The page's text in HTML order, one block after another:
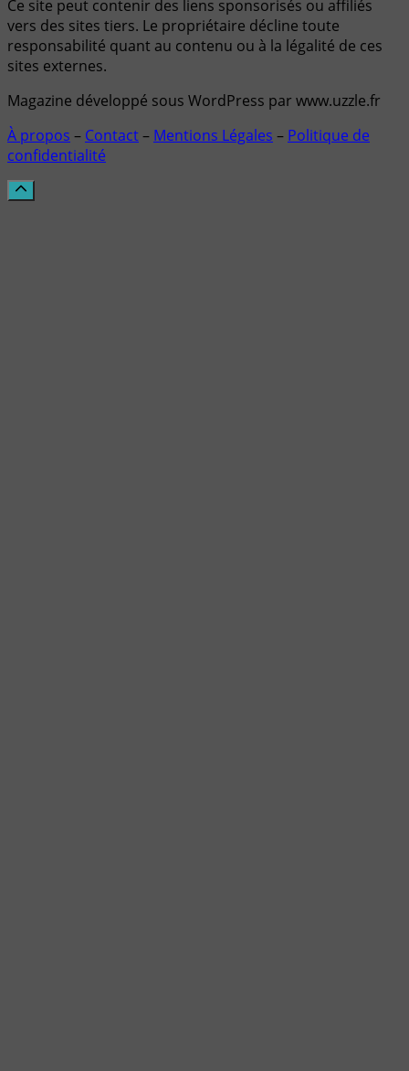
Ce site peut contenir des liens sponsorisés ou affiliés
vers des sites tiers. Le propriétaire décline toute
responsabilité quant au contenu ou à la légalité de ces
sites externes.
Magazine développé sous WordPress par www.uzzle.fr
À propos – Contact– Mentions Légales – Politique de
confidentialité